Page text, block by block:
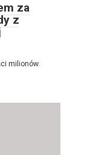
za
z
milionów.